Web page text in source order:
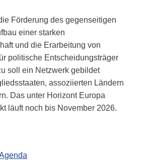
Förderung des gegenseitigen
einer starken
und die Erarbeitung von
politische Entscheidungsträger
soll ein Netzwerk gebildet
assoziierten Ländern
. Das unter Horizont Europa
läuft noch bis November 2026.